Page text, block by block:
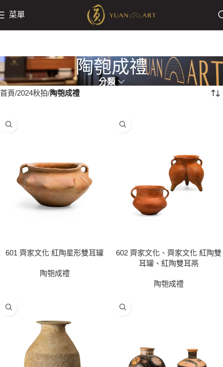
菜單
陶匏成禮
分類
首頁 2024秋拍 陶匏成禮
601 齊家文化 紅陶星形雙耳罐
陶匏成禮
602 齊家文化、齊家文化 紅陶雙
耳罐、紅陶雙耳鬲
陶匏成禮